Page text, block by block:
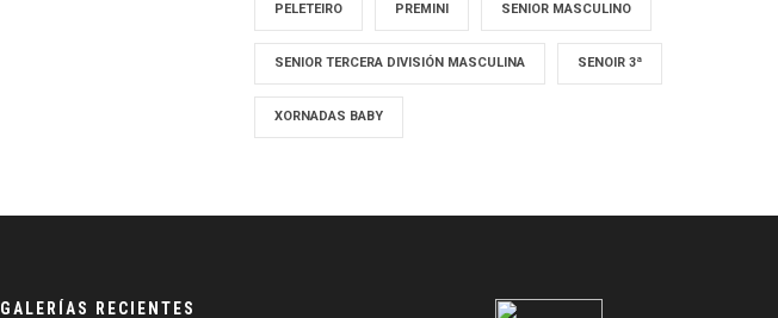
PELETEIRO PREMINI SENIOR MASCULINO
SENIOR TERCERA DIVISIÓN MASCULINA SENOIR 3ª
XORNADAS BABY
GALERÍAS RECIENTES